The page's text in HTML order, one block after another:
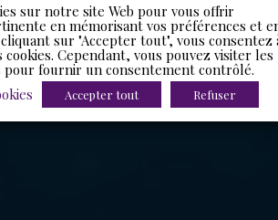
sur notre site Web pour vous offrir
en mémorisant vos préférences et
sur "Accepter tout", vous consentez
Cependant, vous pouvez visiter les
pour fournir un consentement contrôlé.
Accepter tout Refuser